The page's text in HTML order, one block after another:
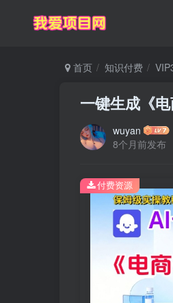
首页 知识付费
一键生成《
wuyan
8个月前发布
付费资源